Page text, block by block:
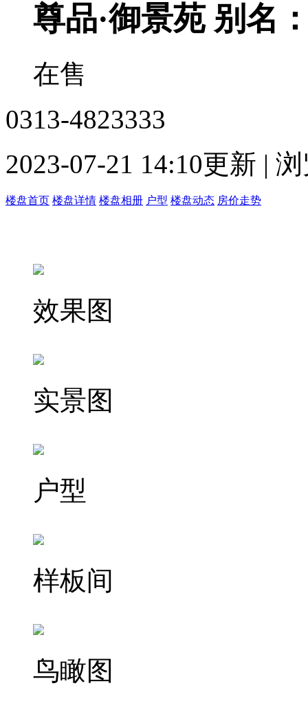
尊品·御景苑 别名
在售
0313-4823333
2023-07-21 14:10更新 |
楼盘首页 楼盘详情 楼盘相册 户型 楼盘动态 房价走势
效果图
实景图
户型
样板间
鸟瞰图